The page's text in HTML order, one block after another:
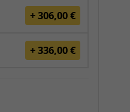
+ 306,00 €
+ 336,00 €